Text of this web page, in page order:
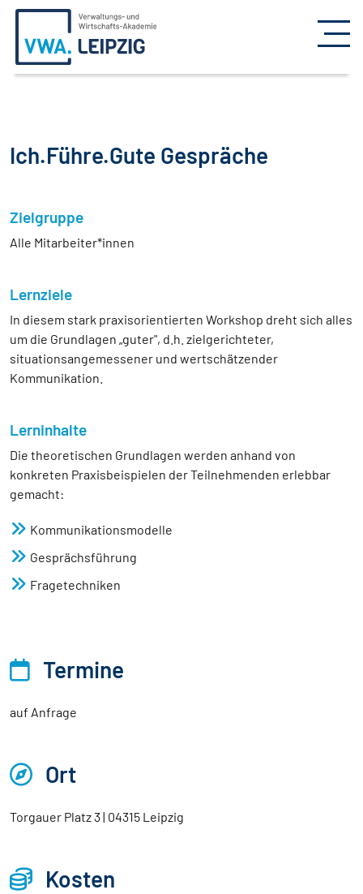
Ich.Führe.Gute Gespräche
Zielgruppe
Alle Mitarbeiter*innen
Lernziele
In diesem stark praxisorientierten Workshop dreht sich alles
um die Grundlagen „guter", d.h. zielgerichteter,
situationsangemessener und wertschätzender
Kommunikation.
Lerninhalte
Die theoretischen Grundlagen werden anhand von
konkreten Praxisbeispielen der Teilnehmenden erlebbar
gemacht:
Kommunikationsmodelle
Gesprächsführung
Fragetechniken
Termine
auf Anfrage
Ort
Torgauer Platz 3 | 04315 Leipzig
Kosten